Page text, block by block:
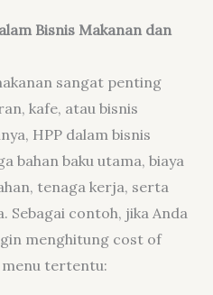
Bisnis Makanan dan
sangat penting
kafe, atau bisnis
HPP dalam bisnis
bahan baku utama, biaya
tenaga kerja, serta
Sebagai contoh, jika Anda
menghitung cost of
menu tertentu: